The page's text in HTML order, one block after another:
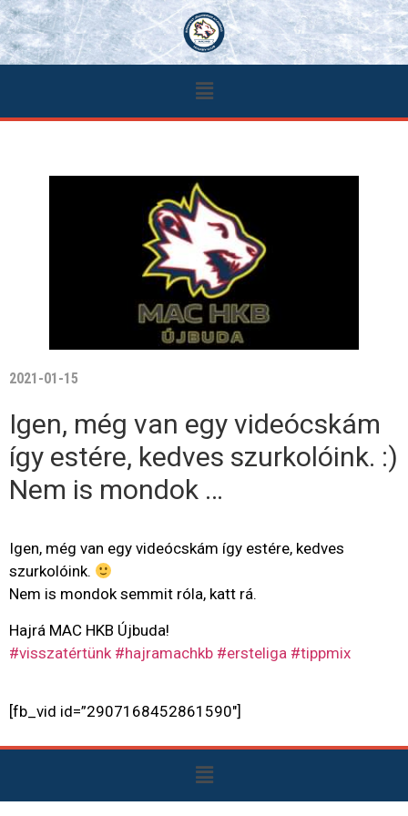
2021-01-15
Igen, még van egy videócskám
így estére, kedves szurkolóink. :)
Nem is mondok …
Igen, még van egy videócskám így estére, kedves
szurkolóink.
Nem is mondok semmit róla, katt rá.
Hajrá MAC HKB Újbuda!
#visszatértünk #hajramachkb #ersteliga #tippmix
[fb_vid id=”2907168452861590″]